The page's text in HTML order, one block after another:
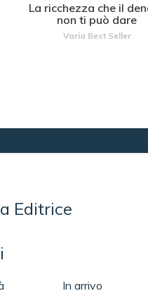
La ricchezza che il
non ti può dare
Varia Best Seller
Editrice
In arrivo